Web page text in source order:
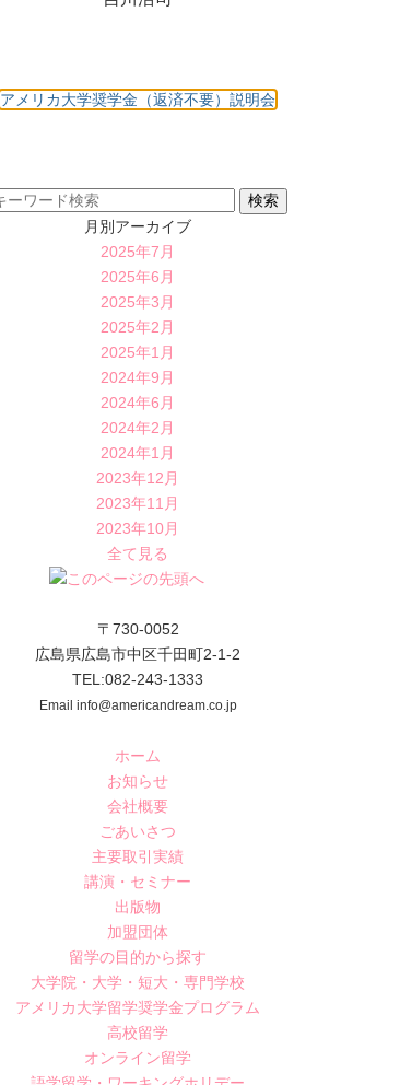
アメリカ大学奨学金（返済不要）説明会
月別アーカイブ
2025年7月
2025年6月
2025年3月
2025年2月
2025年1月
2024年9月
2024年6月
2024年2月
2024年1月
2023年12月
2023年11月
2023年10月
全て見る
〒730-0052
広島県広島市中区千田町2-1-2
TEL:082-243-1333
Email info@americandream.co.jp
ホーム
お知らせ
会社概要
ごあいさつ
主要取引実績
講演・セミナー
出版物
加盟団体
留学の目的から探す
大学院・大学・短大・専門学校
アメリカ大学留学奨学金プログラム
高校留学
オンライン留学